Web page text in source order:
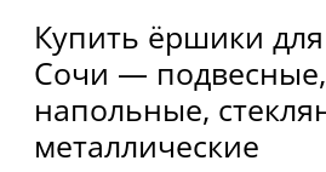
Купить ёршики
Сочи — подвесные,
напольные,
металлические